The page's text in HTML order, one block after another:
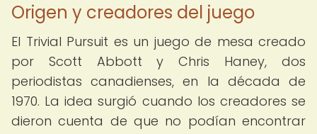
Origen y creadores del juego
El Trivial Pursuit es un juego de mesa creado
por Scott Abbott y Chris Haney, dos
periodistas canadienses, en la década de
1970. La idea surgió cuando los creadores se
dieron cuenta de que no podían encontrar